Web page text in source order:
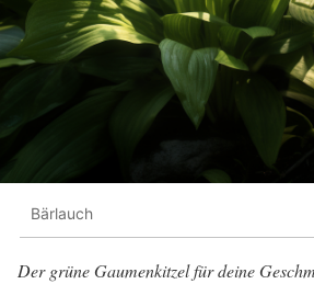
Bärlauch
Der grüne Gaumenkitzel für deine